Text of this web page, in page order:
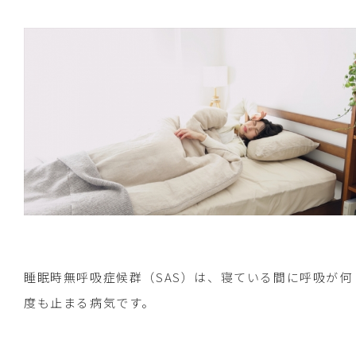
睡眠時無呼吸症候群（SAS）は、寝ている間に呼吸が何
度も止まる病気です。